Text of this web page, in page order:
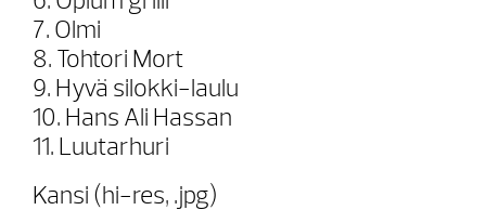
7. Olmi
8. Tohtori Mort
9. Hyvä silokki-laulu
10. Hans Ali Hassan
11. Luutarhuri
Kansi (hi-res, .jpg)